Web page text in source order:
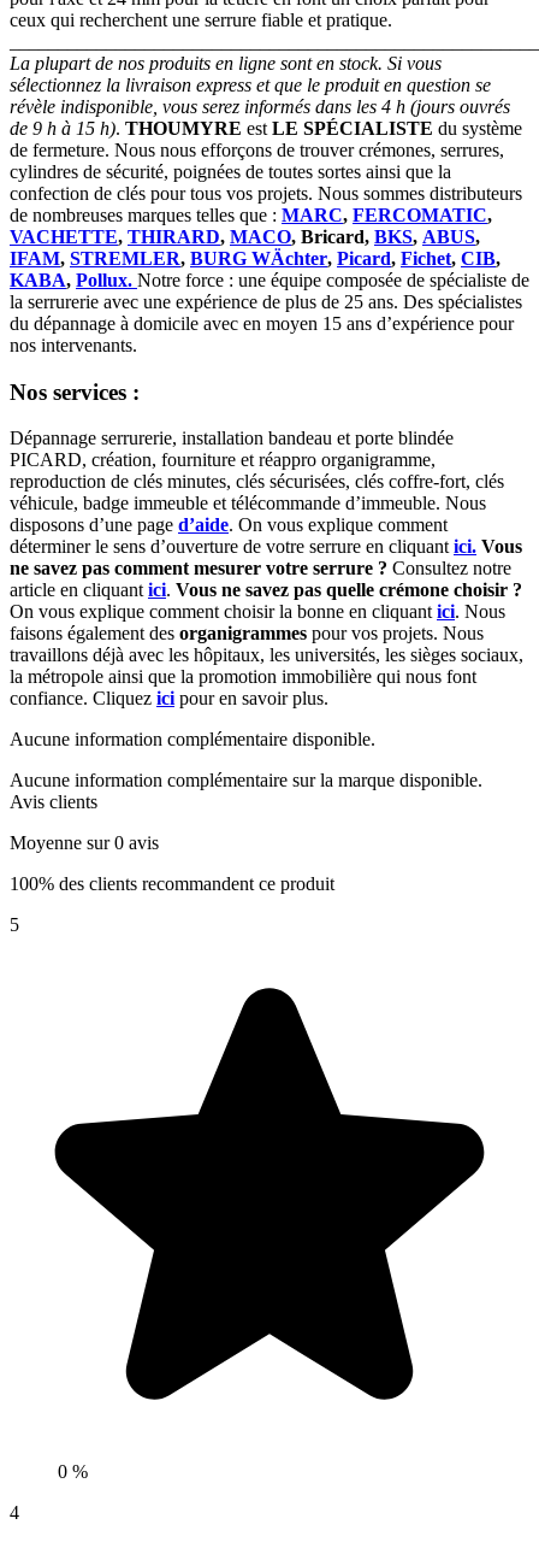
ceux qui recherchent une serrure fiable et pratique.
La plupart de nos produits en ligne sont en stock. Si vous
sélectionnez la livraison express et que le produit en question se
révèle indisponible, vous serez informés dans les 4 h (jours ouvrés
de 9 h à 15 h). THOUMYRE est LE SPÉCIALISTE du système
de fermeture. Nous nous efforçons de trouver crémones, serrures,
cylindres de sécurité, poignées de toutes sortes ainsi que la
confection de clés pour tous vos projets. Nous sommes distributeurs
de nombreuses marques telles que : MARC, FERCOMATIC,
VACHETTE, THIRARD, MACO, Bricard, BKS, ABUS,
IFAM, STREMLER, BURG WÄchter, Picard, Fichet, CIB,
KABA, Pollux. Notre force : une équipe composée de spécialiste de
la serrurerie avec une expérience de plus de 25 ans. Des spécialistes
du dépannage à domicile avec en moyen 15 ans d’expérience pour
nos intervenants.
Nos services :
Dépannage serrurerie, installation bandeau et porte blindée
PICARD, création, fourniture et réappro organigramme,
reproduction de clés minutes, clés sécurisées, clés coffre-fort, clés
véhicule, badge immeuble et télécommande d’immeuble. Nous
disposons d’une page d’aide. On vous explique comment
déterminer le sens d’ouverture de votre serrure en cliquantici. Vous
ne savez pas comment mesurer votre serrure ? Consultez notre
article en cliquantici. Vous ne savez pas quelle crémone choisir ?
On vous explique comment choisir la bonne en cliquantici. Nous
faisons également des organigrammes pour vos projets. Nous
travaillons déjà avec les hôpitaux, les universités, les sièges sociaux,
la métropole ainsi que la promotion immobilière qui nous font
confiance. Cliquez icipour en savoir plus.
Aucune information complémentaire disponible.
Aucune information complémentaire sur la marque disponible.
Avis clients
Moyenne sur 0 avis
100% des clients recommandent ce produit
5
0 %
4